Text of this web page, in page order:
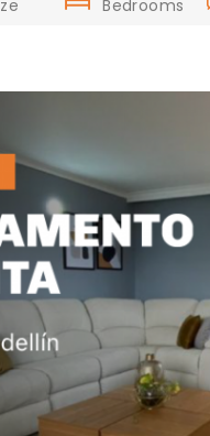
Bedrooms
Apartamento disponible para la renta en el sector de El Tesoro en Medellín